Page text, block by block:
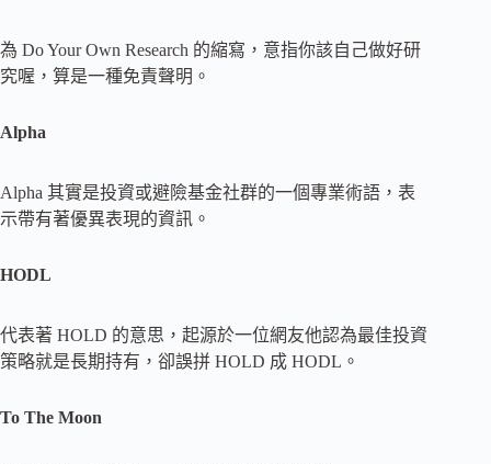
為 Do Your Own Research 的縮寫，意指你該自己做好研
究喔，算是一種免責聲明。
Alpha
Alpha 其實是投資或避險基金社群的一個專業術語，表
示帶有著優異表現的資訊。
HODL
代表著 HOLD 的意思，起源於一位網友他認為最佳投資
策略就是長期持有，卻誤拼 HOLD 成 HODL。
To The Moon